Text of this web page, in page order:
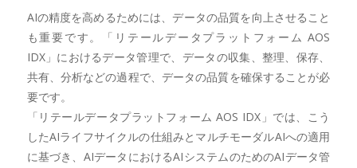
AIの精度を高めるためには、データの品質を向上させること
も重要です。「リテールデータプラットフォーム AOS
IDX」におけるデータ管理で、データの収集、整理、保存、
共有、分析などの過程で、データの品質を確保することが必
要です。
「リテールデータプラットフォーム AOS IDX」では、こう
したAIライフサイクルの仕組みとマルチモーダルAIへの適用
に基づき、AIデータにおけるAIシステムのためのAIデータ管